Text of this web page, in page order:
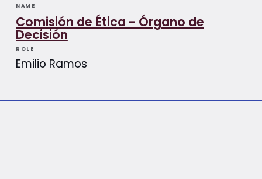
NAME
Comisión de Ética - Órgano de
Decisión
ROLE
Emilio Ramos